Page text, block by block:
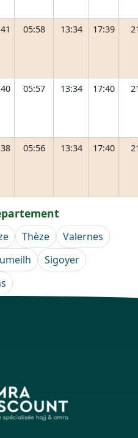
05:58 13:34 17:39
05:57 13:34 17:40
05:56 13:34 17:40
Thèze
Valernes
Sigoyer